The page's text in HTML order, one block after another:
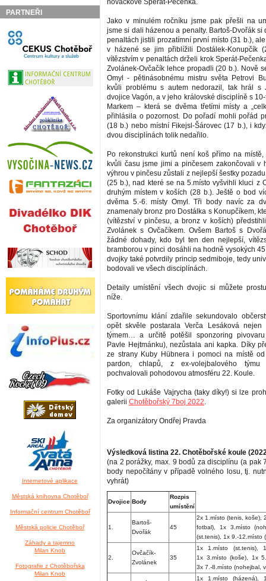
PARTNEŘI
Internetové aplikace
Městská knihovna Chotěboř
Informační centrum Chotěboř
Městská policie Chotěboř
Záhady a tajemno
Milan Knob
Fotografie z Chotěbořska
Milan Knob
nováčkové Sperát-Pečenka.
Jako v minulém ročníku jsme pak přešli na
jsme si dali házenou a penalty. Bartoš-Dvořák si
penaltách jistili prozatímní první místo (31 b.),
v házené se jim přiblížili Dostálek-Konupčík
vítězstvím v penaltách drželi krok Sperát-
Zvolánek-Ovčačík lehce propadli (20 b.). Nově
Omyl - pětinásobnému mistru světa Petrovi
kvůli problému s autem nedorazil, tak hrál s
dvojice Vagón, a v jeho královské disciplíně s
Markem – která se dvěma třetími místy a
přihlásila o pozornost. Do pořadí mohli pořád
(18 b.) nebo místní Fikejsl-Šárovec (17 b.), i
dvou disciplínách tolik nedařilo.
Po rekonstrukci kurtů není koš přímo na
kvůli času jsme jimi a pinčesem zakončovali v
výhrou v pinčesu zůstali z nejlepší šestky
(25 b.), nad které se na 5.místo vyšvihli kluci z
druhým místem v koších (28 b.). Ještě o bod
dvěma 5.-6. místy Omyl. Tři body navíc za
znamenaly bronz pro Dostálka s Konupčíkem,
(vítězství v pinčesu, a bronz v koších)
Zvolánek s Ovčačíkem. Ovšem Bartoš s
žádné dohady, kdo byl ten den nejlepší,
bramborou v pinci dosáhli na hodně vysokých
dvojky také potvrdily princip sedmiboje, tedy
bodovali ve všech disciplínách.
Detaily umístění všech dvojic si můžete
níže.
Sportovnímu klání zdařile sekundovalo
opět skvěle postarala Verča Lesáková nejen
týmem… a určitě potěšil sponzoring
Pavle Hejtmánku), nezůstala ani kapka. Díky
ze strany Kuby Hübnera i pomoci na místě
pardon, chlapů, z ex-volejbalového
pochvalovali pohodovou atmosféru 22. Koule.
Fotky od Lukáše Vajrycha (taky díky!) si lze
galerii Chotěbořský 7boj 2022.
Za organizátory Ondřej Pravda
Výsledková listina 22. Chotěbořské koule
(na 2 porážky, max. 9 bodů za disciplínu (a pak
body nepočítány v případě volného losu, tj.
vyhrát)
Dvojice Body
Rozpis
umístění
1.
Bartoš-
Dvořák
45
2x 1.místo (tenis, koše),
fotbal), 1x 3.místo
(st.tenis), 1x 9.-12.místo
2.
Ovčačík-
Zvolánek
35
1x 1.místo (st.tenis),
1x 3.místo (koše), 1x
3x 7.-8.místo (nohejbal,
1x 1.místo (házená),